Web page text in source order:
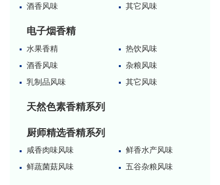
酒香风味
其它风味
电子烟香精
水果香精
热饮风味
酒香风味
杂粮风味
乳制品风味
其它风味
天然色素香精系列
厨师精选香精系列
咸香肉味风味
鲜香水产风味
鲜蔬菌菇风味
五谷杂粮风味